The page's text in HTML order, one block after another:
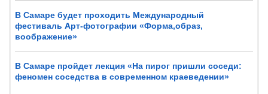
В Самаре будет проходить Международный
фестиваль Арт-фотографии «Форма,образ,
воображение»
В Самаре пройдет лекция «На пирог пришли соседи:
феномен соседства в современном краеведении»